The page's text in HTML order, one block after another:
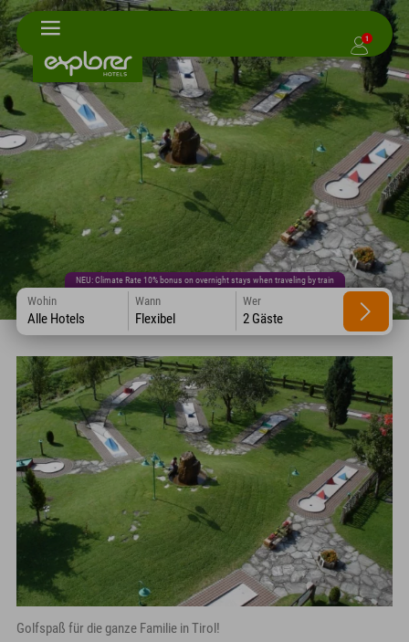
1
NEU: Climate Rate 10% bonus on overnight stays when traveling by train
Wohin
Alle Hotels
Wann
Flexibel
Wer
2 Gäste
Golfspaß für die ganze Familie in Tirol!